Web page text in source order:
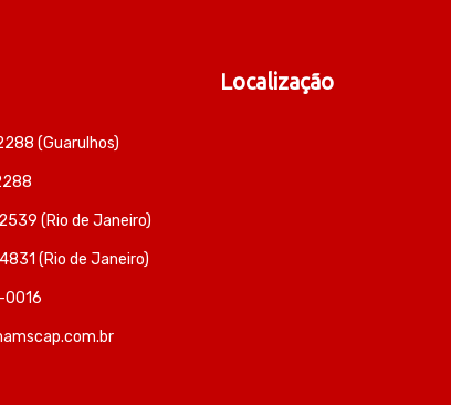
(Guarulhos)
(Rio de Janeiro)
(Rio de Janeiro)
0016
Localização